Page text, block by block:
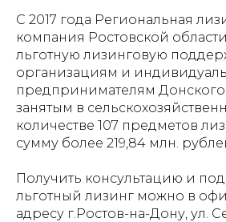
С 2017 года Региональная
компания Ростовской
льготную лизинговую
организациям и
предпринимателям
занятым в
количестве 107 предметов
сумму более 219,84 млн.
Получить консультацию и
льготный лизинг можно в
адресу г.Ростов-на-Дону, ул.